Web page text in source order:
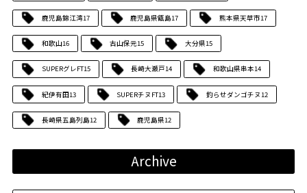
鹿児島錦江湾17 鹿児島県甑島17 熊本県天草市17
和歌山16 古山保元15 大分県15
SUPERグレFT15 長崎大瀬戸14 和歌山県串本14
紀伊有田13 SUPERチヌFT13 釣らせダンゴチヌ 12
長崎県五島列島12 鹿児島県12
Archive